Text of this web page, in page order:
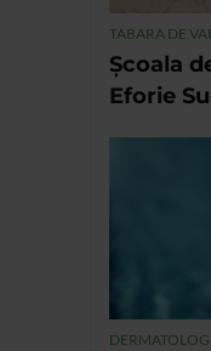
TABARA DE
Școala
Eforie